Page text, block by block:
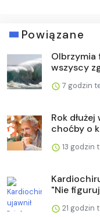
Powiązane
Olbrzymia
wszyscy
7 godzin
Rok
choćby o
13 godzin
"Nie
21 godzin